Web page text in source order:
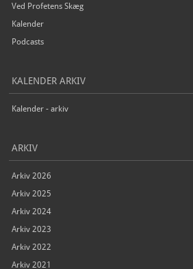
Ved Profetens Skæg
Kalender
Podcasts
KALENDER ARKIV
Kalender - arkiv
ARKIV
Arkiv 2026
Arkiv 2025
Arkiv 2024
Arkiv 2023
Arkiv 2022
Arkiv 2021